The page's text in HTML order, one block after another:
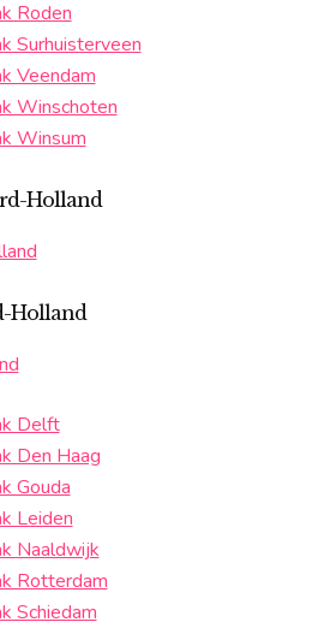
Roden
Surhuisterveen
Veendam
Winschoten
Winsum
Holland
Holland
Delft
Den Haag
Gouda
Leiden
Naaldwijk
Rotterdam
Schiedam